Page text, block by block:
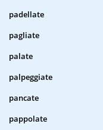
padellate
pagliate
palate
palpeggiate
pancate
pappolate